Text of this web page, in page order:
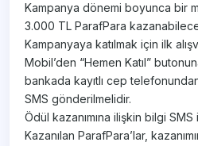
Kampanya dönemi boyunca bir
3.000 TL ParafPara
Kampanyaya katılmak için ilk
Mobil’den “Hemen Katıl”
bankada kayıtlı cep
SMS gönderilmelidir.
Ödül kazanımına ilişkin bilgi
Kazanılan ParafPara’lar,